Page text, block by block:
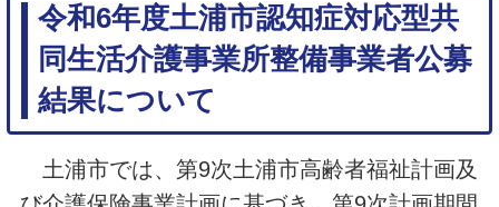
令和6年度土浦市認知症対応型共
同生活介護事業所整備事業者公募
結果について
土浦市では、第9次土浦市高齢者福祉計画及